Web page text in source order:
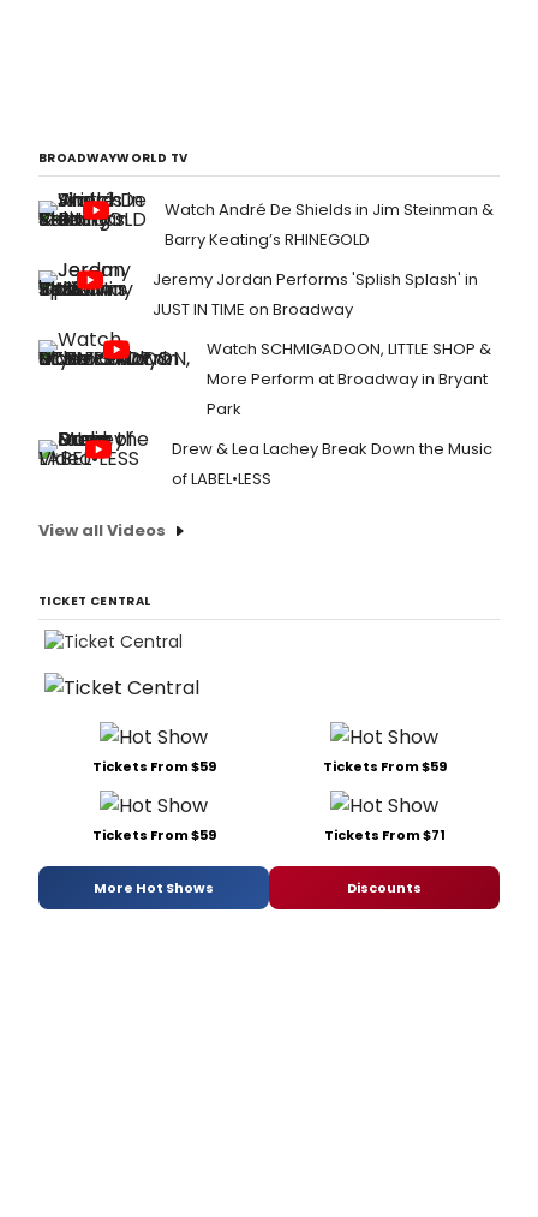
BROADWAYWORLD TV
Watch André De Shields in Jim Steinman &
Barry Keating’s RHINEGOLD
Jeremy Jordan Performs 'Splish Splash' in
JUST IN TIME on Broadway
Watch SCHMIGADOON, LITTLE SHOP &
More Perform at Broadway in Bryant
Park
Drew & Lea Lachey Break Down the Music
of LABEL•LESS
View all Videos
TICKET CENTRAL
Tickets From $59 Tickets From $59
Tickets From $59 Tickets From $71
More Hot Shows Discounts